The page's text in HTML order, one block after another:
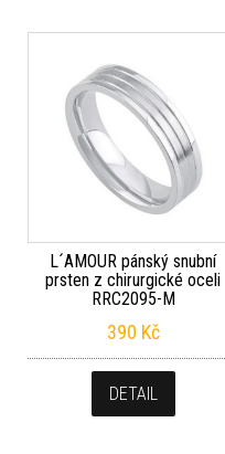
L´AMOUR pánský snubní
prsten z chirurgické oceli
RRC2095-M
390 Kč
DETAIL